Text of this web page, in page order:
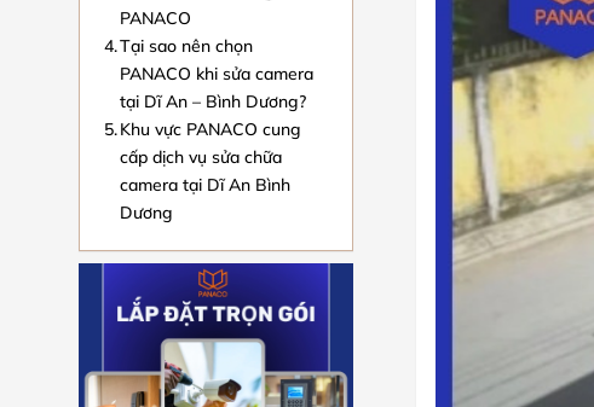
PANACO
Tại sao nên chọn
PANACO khi sửa camera
tại Dĩ An – Bình Dương?
Khu vực PANACO cung
cấp dịch vụ sửa chữa
camera tại Dĩ An Bình
Dương